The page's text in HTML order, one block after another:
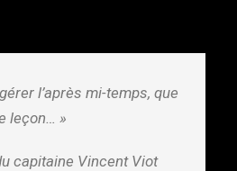
gérer l’après mi-temps, que
leçon… »
capitaine Vincent Viot